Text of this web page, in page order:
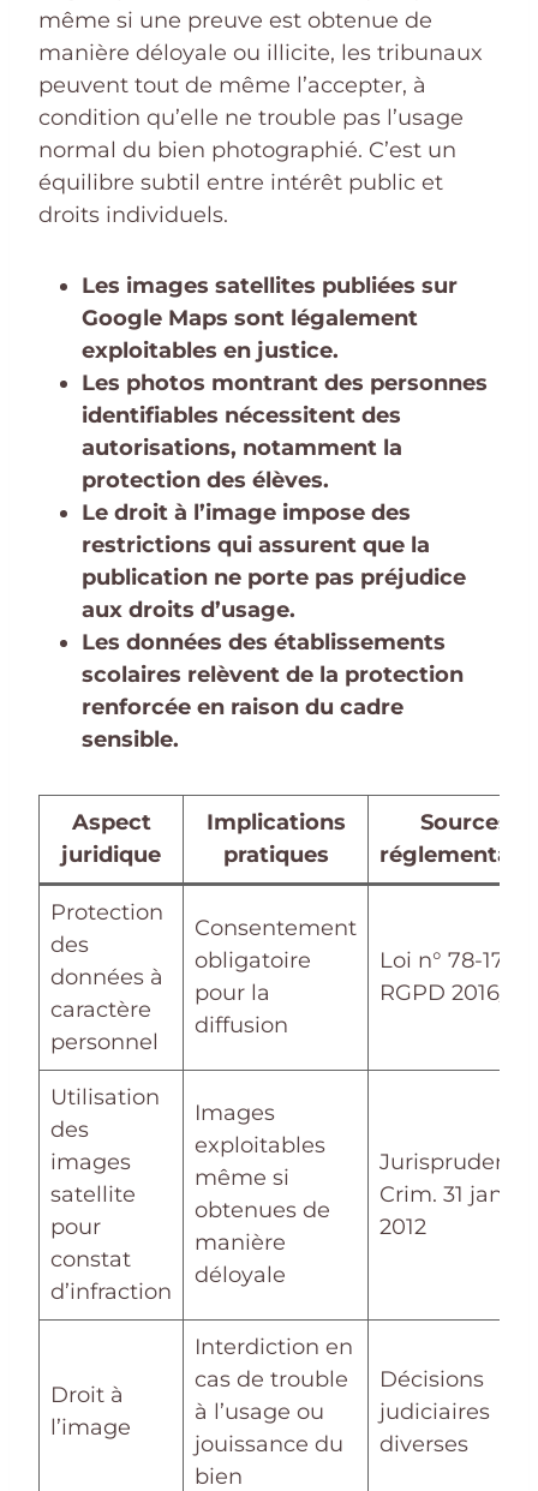
même si une preuve est obtenue de
manière déloyale ou illicite, les tribunaux
peuvent tout de même l’accepter, à
condition qu’elle ne trouble pas l’usage
normal du bien photographié. C’est un
équilibre subtil entre intérêt public et
droits individuels.
Les images satellites publiées sur
Google Maps sont légalement
exploitables en justice.
Les photos montrant des personnes
identifiables nécessitent des
autorisations, notamment la
protection des élèves.
Le droit à l’image impose des
restrictions qui assurent que la
publication ne porte pas préjudice
aux droits d’usage.
Les données des établissements
scolaires relèvent de la protection
renforcée en raison du cadre
sensible.
Aspect
juridique
Implications
pratiques
Sources
Protection
des
données à
caractère
personnel
Consentement
obligatoire
pour la
diffusion
Loi n° 78-17 et
RGPD 2016/
Utilisation
des
images
satellite
pour
constat
d’infraction
Images
exploitables
même si
obtenues de
manière
déloyale
Jurisprudence
Crim. 31 janv.
2012
Droit à
l’image
Interdiction en
cas de trouble
à l’usage ou
jouissance du
bien
Décisions
judiciaires
diverses